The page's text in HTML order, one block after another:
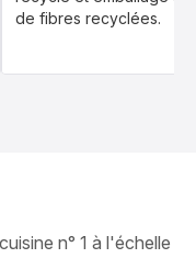
de fibres recyclées.
n° 1 à l'échelle